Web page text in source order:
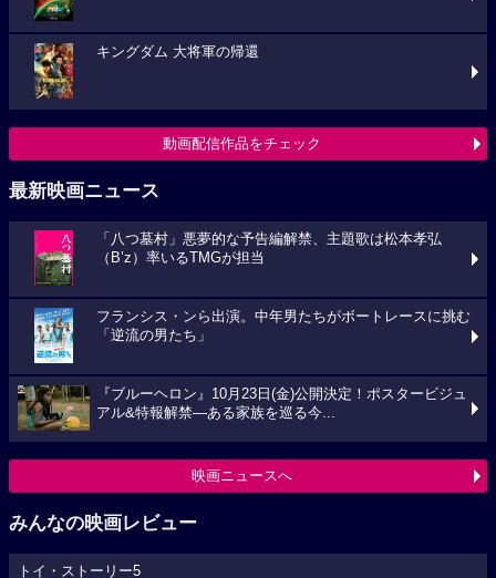
キングダム 大将軍の帰還
動画配信作品をチェック
最新映画ニュース
「八つ墓村」悪夢的な予告編解禁、主題歌は松本孝弘
（B’z）率いるTMGが担当
フランシス・ンら出演。中年男たちがボートレースに挑む
「逆流の男たち」
『ブルーヘロン』10月23日(金)公開決定！ポスタービジュ
アル&特報解禁―ある家族を巡る今...
映画ニュースへ
みんなの映画レビュー
トイ・ストーリー5